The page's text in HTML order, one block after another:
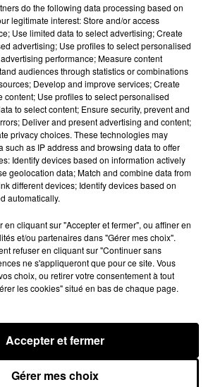
dans les pas de Jean Moulin
» s'invite dans les sorties
Tourisme.
collecte vos déchets
sous conditions et pour un nombre
sur incription.
Voir plus
do the following data processing based on
legitimate interest: Store and/or access
Use limited data to select advertising; Create
advertising; Use profiles to select personalised
performance; Measure content
audiences through statistics or combinations
Develop and improve services; Create
content; Use profiles to select personalised
to select content; Ensure security, prevent and
Deliver and present advertising and content;
privacy choices. These technologies may
such as IP address and browsing data to offer
Identify devices based on information actively
geolocation data; Match and combine data from
different devices; Identify devices based on
automatically.
en cliquant sur "Accepter et fermer", ou affiner en
et/ou partenaires dans "Gérer mes choix".
refuser en cliquant sur "Continuer sans
ne s'appliqueront que pour ce site. Vous
choix, ou retirer votre consentement à tout
les cookies" situé en bas de chaque page.
Gérer mes choix
Accepter et fermer